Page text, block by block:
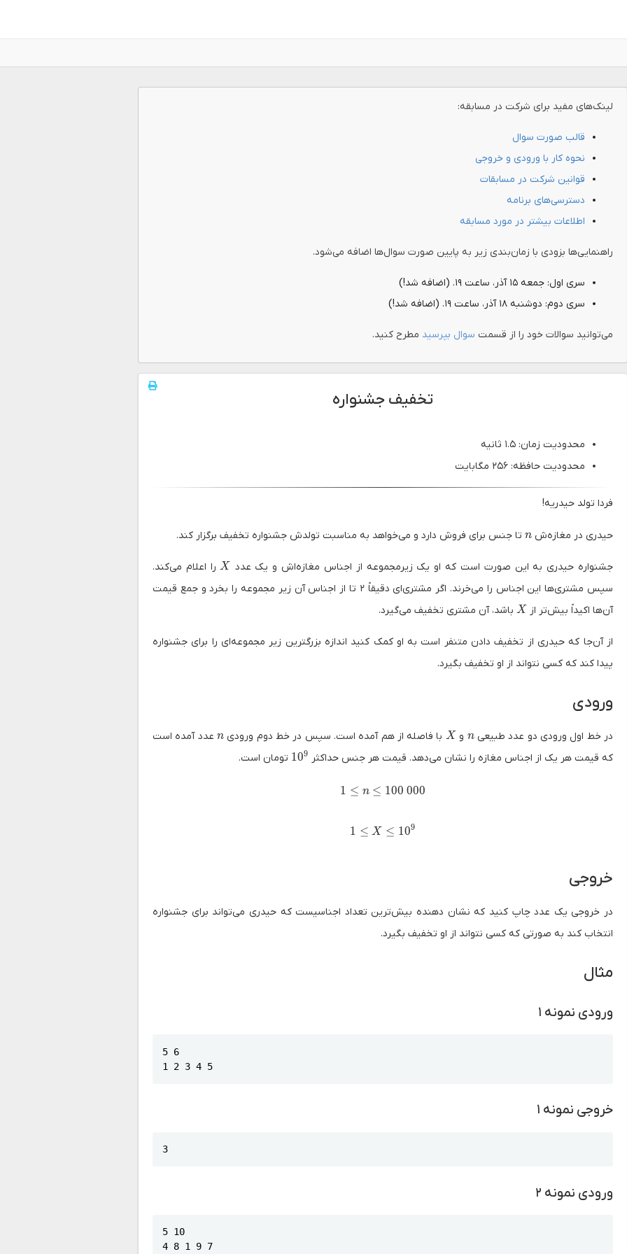
لینک‌های مفید برای شرکت در مسابقه:
قالب صورت سوال
نحوه کار با ورودی و خروجی
قوانین شرکت در مسابقات
دسترسی‌های برنامه
اطلاعات بیشتر در مورد مسابقه
راهنمایی‌ها بزودی با زمان‌بندی زیر به پایین صورت سوال‌ها اضافه می‌شود.
سری اول: جمعه ۱۵ آذر، ساعت ۱۹. (اضافه شد!)
سری دوم: دوشنبه ۱۸ آذر، ساعت ۱۹. (اضافه شد!)
می‌توانید سوالات خود را از قسمت سوال بپرسید مطرح کنید.
تخفیف جشنواره
محدودیت زمان: ۱.۵ ثانیه
محدودیت حافظه: ۲۵۶ مگابایت
فردا تولد حیدریه!
حیدری در مغازه‌ش n تا جنس برای فروش دارد و می‌خواهد به مناسبت تولدش جشنواره تخفیف برگزار کند.
جشنواره حیدری به این صورت است که او یک زیرمجموعه از اجناس مغازه‌اش و یک عددX
Xرا اعلام می‌کند.
سپس مشتری‌ها این اجناس را می‌خرند. اگر مشتری‌ای دقیقاً ۲ تا از اجناس آن زیر مجموعه را بخرد و جمع قیمت
آن‌ها اکیداً بیش‌تر ازX
X باشد، آن مشتری تخفیف می‌گیرد.
از آن‌جا که حیدری از تخفیف دادن متنفر است به او کمک کنید اندازه بزرگترین زیر مجموعه‌ای را برای جشنواره
پیدا کند که کسی نتواند از او تخفیف بگیرد.
ورودی
در خط اول ورودی دو عدد طبیعیn
n و
X
X با فاصله از هم آمده است. سپس در خط دوم ورودی
n
n عدد آمده است
که قیمت هر یک از اجناس مغازه را نشان می‌دهد. قیمت هر جنس حداکثر
10^9
109 تومان است.
1 \le n \le 100\ 000
1 ≤ n ≤ 100 000
1 \le X \le 10^9
1 ≤ X ≤ 109
خروجی
در خروجی یک عدد چاپ کنید که نشان دهنده بیش‌ترین تعداد اجناسیست که حیدری می‌تواند برای جشنواره
انتخاب کند به صورتی که کسی نتواند از او تخفیف بگیرد.
مثال
ورودی نمونه ۱
5 6
1 2 3 4 5
خروجی نمونه ۱
3
ورودی نمونه ۲
5 10
4 8 1 9 7